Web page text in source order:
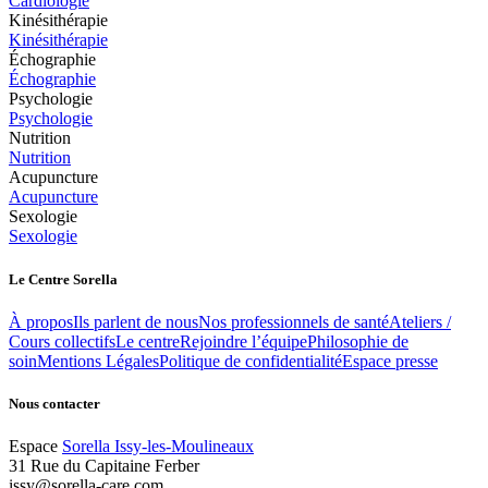
Kinésithérapie
Kinésithérapie
Échographie
Échographie
Psychologie
Psychologie
Nutrition
Nutrition
Acupuncture
Acupuncture
Sexologie
Sexologie
Le Centre Sorella
À proposIls parlent de nousNos professionnels de santéAteliers /
Cours collectifsLe centreRejoindre l’équipePhilosophie de
soinMentions LégalesPolitique de confidentialitéEspace presse
Nous contacter
Espace Sorella Issy-les-Moulineaux
31 Rue du Capitaine Ferber